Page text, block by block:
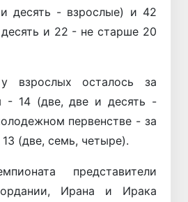
десять - взрослые) и 42
и 22 - не старше 20
взрослых осталось за
- 14 (две, две и десять -
первенстве - за
(две, семь, четыре).
представители
Ирана и Ирака